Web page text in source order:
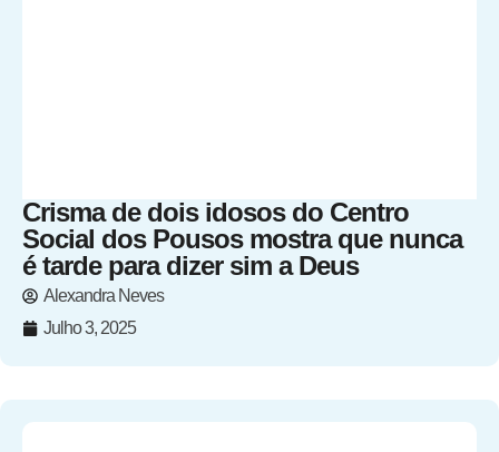
Crisma de dois idosos do Centro
Social dos Pousos mostra que nunca
é tarde para dizer sim a Deus
Alexandra Neves
Julho 3, 2025